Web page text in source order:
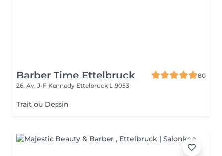
Barber Time Ettelbruck
80
26, Av. J-F Kennedy Ettelbruck L-9053
Trait ou Dessin